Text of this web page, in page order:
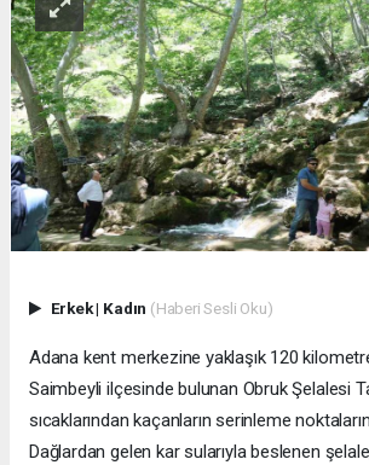
Erkek| Kadın (Haberi Sesli Oku)
Adana kent merkezine yaklaşık 120
Saimbeyli ilçesinde bulunan Obruk Şelalesi
sıcaklarından kaçanların serinleme
Dağlardan gelen kar sularıyla beslenen şelale,